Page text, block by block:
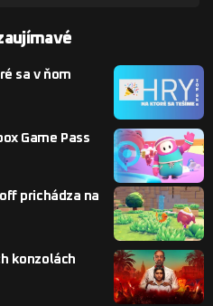
sa v ňom
Game Pass
prichádza na
konzolách